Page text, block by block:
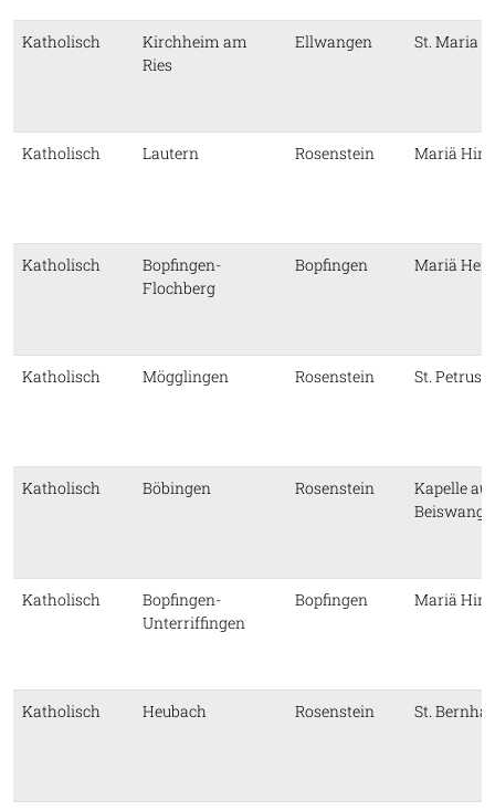
Katholisch
Kirchheim am
Ries
Ellwangen St. Maria
Katholisch Lautern Rosenstein Mariä
Katholisch
Bopfingen-
Flochberg
Bopfingen Mariä
Katholisch Mögglingen Rosenstein St. Petrus
Katholisch Böbingen Rosenstein
Kapelle
Beiswang
Katholisch
Bopfingen-
Unterriffingen
Bopfingen Mariä
Katholisch Heubach Rosenstein St.